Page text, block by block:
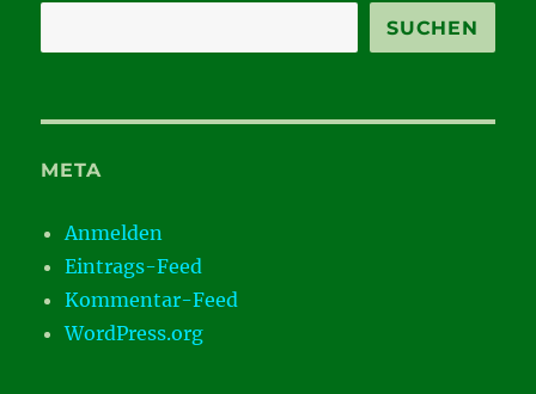
SUCHEN
META
Anmelden
Eintrags-Feed
Kommentar-Feed
WordPress.org